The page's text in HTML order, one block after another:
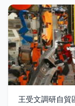
王受文調研自貿